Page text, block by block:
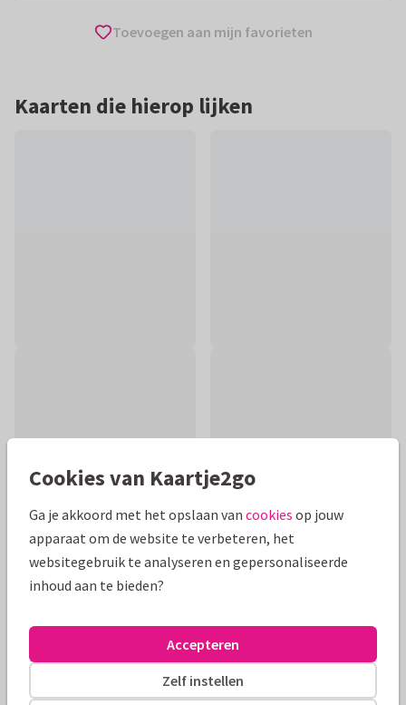
Toevoegen aan mijn favorieten
Kaarten die hierop lijken
Productinformatie
Een stijlvolle felicitatiekaart voor een Christelijk Heilig
Doopsel voor een meisje met bloemen en botanische
Cookies van Kaartje2go
Ga je akkoord met het opslaan van cookies op jouw
apparaat om de website te verbeteren, het
websitegebruik te analyseren en gepersonaliseerde
inhoud aan te bieden?
Zelf instellen
Accepteren